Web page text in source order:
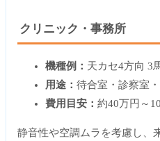
クリニック・事務所
機種例： 天カセ4方向 3
用途： 待合室・診察室
費用目安： 約40万円～
静音性や空調ムラを考慮し、